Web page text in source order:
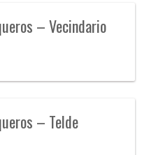
– Vecindario
– Telde